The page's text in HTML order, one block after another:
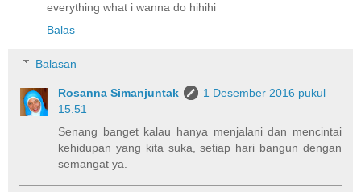
everything what i wanna do hihihi
Balas
Balasan
Rosanna Simanjuntak
1 Desember 2016 pukul
15.51
Senang banget kalau hanya menjalani dan mencintai
kehidupan yang kita suka, setiap hari bangun dengan
semangat ya.